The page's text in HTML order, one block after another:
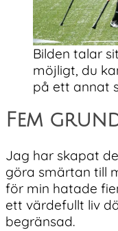
Bilden talar
möjligt, du
på ett annat
Fem
Jag har skapat
göra smärtan till
för min hatade
ett värdefullt liv
begränsad.